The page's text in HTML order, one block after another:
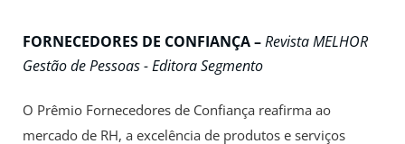
FORNECEDORES DE CONFIANÇA –Revista MELHOR
Gestão de Pessoas -Editora Segmento
O Prêmio Fornecedores de Confiança reafirma ao
mercado de RH, a excelência de produtos e serviços